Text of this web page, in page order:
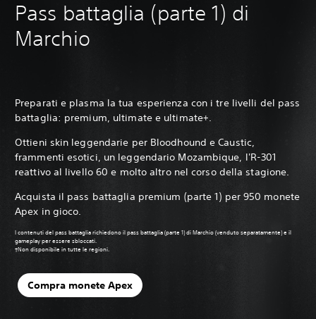
Pass battaglia (parte 1) di
Marchio
Preparati e plasma la tua esperienza con i tre livelli del pass
battaglia: premium, ultimate e ultimate+.‎
Ottieni skin leggendarie per Bloodhound e Caustic,
frammenti esotici, un leggendario Mozambique, l'R-301
reattivo al livello 60 e molto altro nel corso della stagione.‎
Acquista il pass battaglia premium (parte 1) per 950 monete
Apex in gioco.
I contenuti del pass battaglia richiedono il pass battaglia (parte 1) di Marchio (venduto separatamente) e il
gameplay per essere sbloccati.
‎†Non disponibile in tutte le regioni.
Compra monete Apex